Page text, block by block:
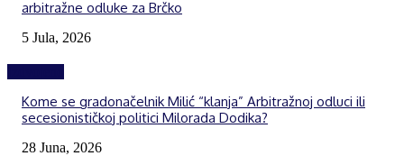
arbitražne odluke za Brčko
5 Jula, 2026
Kome se gradonačelnik Milić “klanja” Arbitražnoj odluci ili
secesionističkoj politici Milorada Dodika?
28 Juna, 2026